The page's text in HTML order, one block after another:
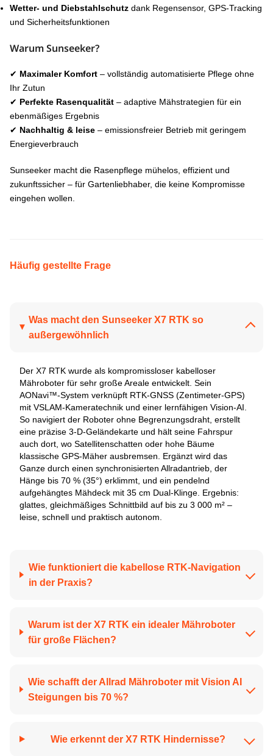
Wetter- und Diebstahlschutz dank Regensensor, GPS-Tracking
und Sicherheitsfunktionen
Warum Sunseeker?
✔ Maximaler Komfort – vollständig automatisierte Pflege ohne
Ihr Zutun
✔ Perfekte Rasenqualität – adaptive Mähstrategien für ein
ebenmäßiges Ergebnis
✔ Nachhaltig & leise – emissionsfreier Betrieb mit geringem
Energieverbrauch
Sunseeker macht die Rasenpflege mühelos, effizient und
zukunftssicher – für Gartenliebhaber, die keine Kompromisse
eingehen wollen.
Häufig gestellte Frage
Was macht den Sunseeker X7 RTK so
außergewöhnlich
Der X7 RTK wurde als kompromissloser kabelloser
Mähroboter für sehr große Areale entwickelt. Sein
AONavi™-System verknüpft RTK-GNSS (Zentimeter-GPS)
mit VSLAM-Kameratechnik und einer lernfähigen Vision-AI.
So navigiert der Roboter ohne Begrenzungsdraht, erstellt
eine präzise 3-D-Geländekarte und hält seine Fahrspur
auch dort, wo Satellitenschatten oder hohe Bäume
klassische GPS-Mäher ausbremsen. Ergänzt wird das
Ganze durch einen synchronisierten Allradantrieb, der
Hänge bis 70 % (35°) erklimmt, und ein pendelnd
aufgehängtes Mähdeck mit 35 cm Dual-Klinge. Ergebnis:
glattes, gleichmäßiges Schnittbild auf bis zu 3 000 m² –
leise, schnell und praktisch autonom.
Wie funktioniert die kabellose RTK-Navigation
in der Praxis?
Warum ist der X7 RTK ein idealer Mähroboter
für große Flächen?
Wie schafft der Allrad Mähroboter mit Vision AI
Steigungen bis 70 %?
Wie erkennt der X7 RTK Hindernisse?